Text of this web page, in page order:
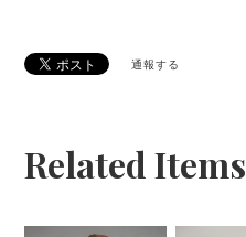
通報する
Related Items